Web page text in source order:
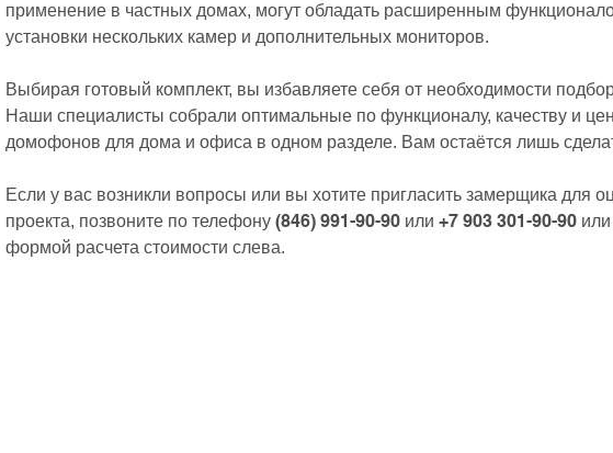
применение в частных домах, могут обладать расширенным
установки нескольких камер и дополнительных мониторов.
Выбирая готовый комплект, вы избавляете себя от необходимости
Наши специалисты собрали оптимальные по функционалу, качеству и
домофонов для дома и офиса в одном разделе. Вам остаётся лишь
Если у вас возникли вопросы или вы хотите пригласить замерщика для
проекта, позвоните по телефону (846) 991-90-90 или +7 903 301-90-90
формой расчета стоимости слева.​